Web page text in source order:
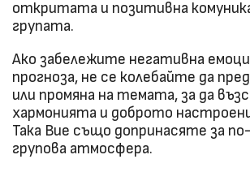
откритата и позитивна
групата.
Ако забележите негативна
прогноза, не се колебайте да
или промяна на темата, за да
хармонията и доброто
Така Вие също допринасяте за
групова атмосфера.